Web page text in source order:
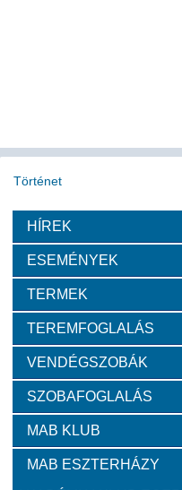
Történet
Köszöntő
Díjazottak
Tudós arcképek
Csókás János
Zambó János
HÍREK
ESEMÉNYEK
TERMEK
TEREMFOGLALÁS
VENDÉGSZOBÁK
SZOBAFOGLALÁS
MAB KLUB
MAB ESZTERHÁZY